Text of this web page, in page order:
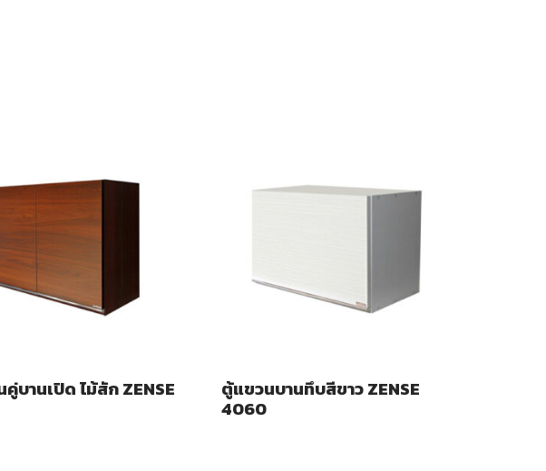
บานเปิด ไม้สัก ZENSE ตู้แขวนบานทึบสีขาว ZENSE
4060